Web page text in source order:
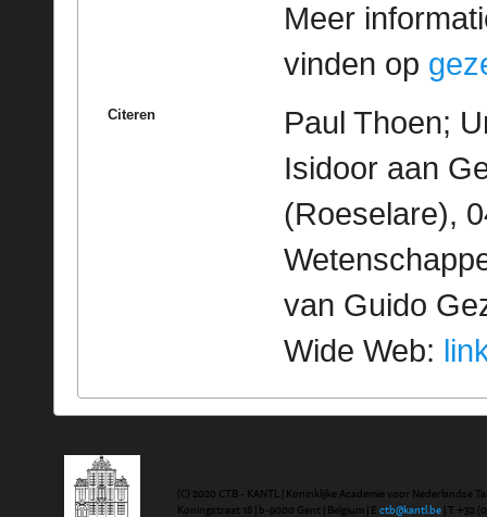
Meer
vinden op
Citeren
Paul Thoen;
Isidoor aan
(Roeselare),
van Guido
Wide Web:
(C) 2020 CTB - KANTL | Koninklijke Academie voor Nederlandse
Koningstraat 18 | b-9000 Gent | Belgium | E ctb@kantl.be | T +32